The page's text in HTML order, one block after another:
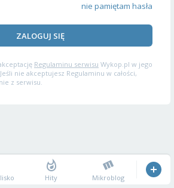
nie pamiętam hasła
ZALOGUJ SIĘ
Regulaminu serwisu Wykop.pl w jego
nie akceptujesz Regulaminu w całości,
z serwisu.
Hity Mikroblog